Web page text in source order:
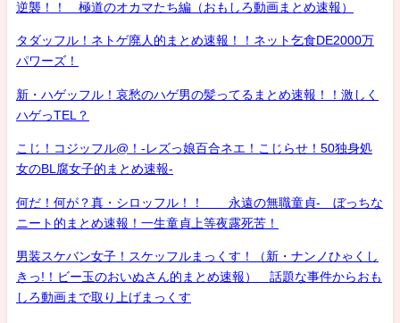
逆襲！！ 極道のオカマたち編（おもしろ動画まとめ速報）
タダッフル！ネトゲ廃人的まとめ速報！！ネット乞食DE2000万
パワーズ！
新・ハゲッフル！哀愁のハゲ男の髪ってるまとめ速報！！激しく
ハゲっTEL？
こじ！コジッフル@！-レズっ娘百合ネエ！こじらせ！50独身処
女のBL腐女子的まとめ速報-
何だ！何が？真・シロッフル！！ 永遠の無職童貞- ぼっちな
ニート的まとめ速報！一生童貞上等夜露死苦！
男装スケバン女子！スケッフルまっくす！（新・ナンノひゃくし
きっ!！ビー玉のおいぬさん的まとめ速報） 話題な事件からおも
しろ動画まで取り上げまっくす